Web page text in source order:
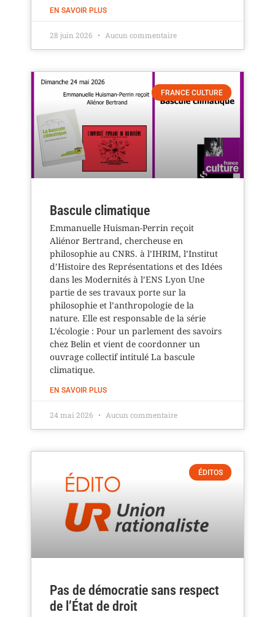
EN SAVOIR PLUS
28 juin 2026 Aucun commentaire
FRANCE CULTURE
Bascule climatique
Emmanuelle Huisman-Perrin reçoit
Aliénor Bertrand, chercheuse en
philosophie au CNRS. à l’IHRIM, l’Institut
d’Histoire des Représentations et des Idées
dans les Modernités à l’ENS Lyon Une
partie de ses travaux porte sur la
philosophie et l’anthropologie de la
nature. Elle est responsable de la série
L’écologie : Pour un parlement des savoirs
chez Belin et vient de coordonner un
ouvrage collectif intitulé La bascule
climatique.
EN SAVOIR PLUS
24 mai 2026 Aucun commentaire
ÉDITOS
Pas de démocratie sans respect
de l’État de droit